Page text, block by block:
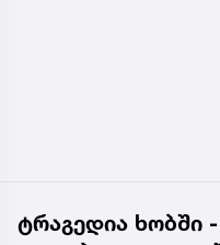
ტრაგედია ხობში